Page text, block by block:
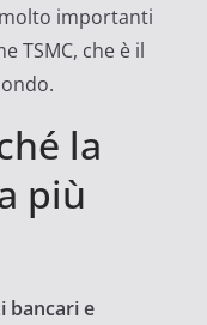
importanti
TSMC, che è il
la
più
bancari e